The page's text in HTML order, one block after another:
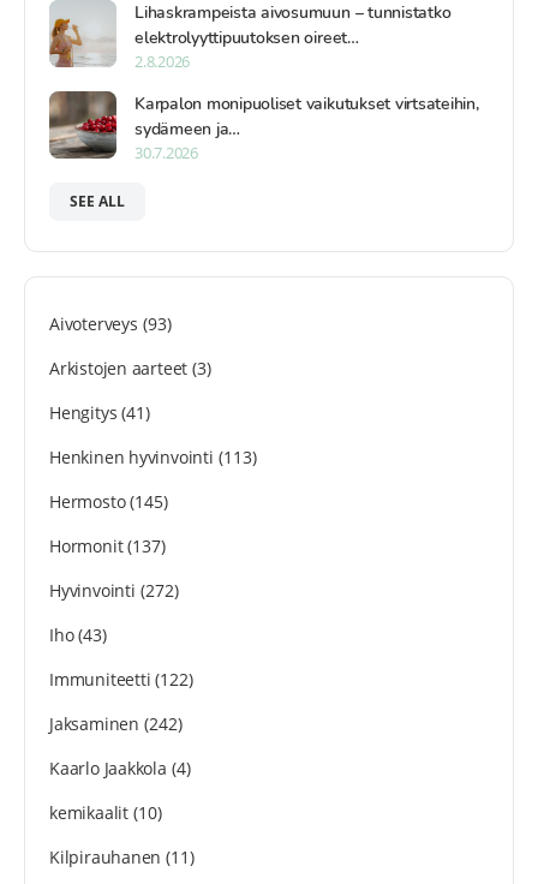
Lihaskrampeista aivosumuun – tunnistatko
elektrolyyttipuutoksen oireet…
2.8.2026
Karpalon monipuoliset vaikutukset virtsateihin,
sydämeen ja…
30.7.2026
SEE ALL
Aivoterveys (93)
Arkistojen aarteet (3)
Hengitys (41)
Henkinen hyvinvointi (113)
Hermosto(145)
Hormonit(137)
Hyvinvointi (272)
Iho(43)
Immuniteetti (122)
Jaksaminen (242)
Kaarlo Jaakkola (4)
kemikaalit(10)
Kilpirauhanen (11)